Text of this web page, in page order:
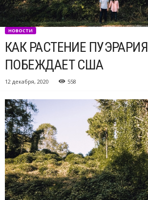
НОВОСТИ
КАК РАСТЕНИЕ ПУЭРАРИЯ
ПОБЕЖДАЕТ США
12 декабря, 2020 558